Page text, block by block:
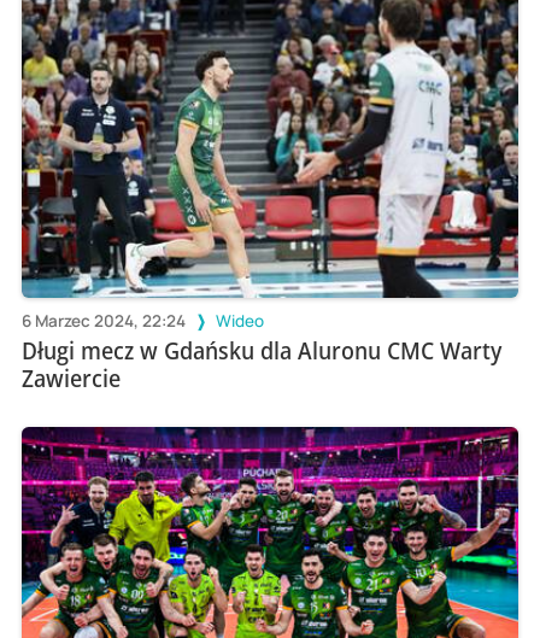
6 Marzec 2024, 22:24 Wideo
Długi mecz w Gdańsku dla Aluronu CMC Warty
Zawiercie